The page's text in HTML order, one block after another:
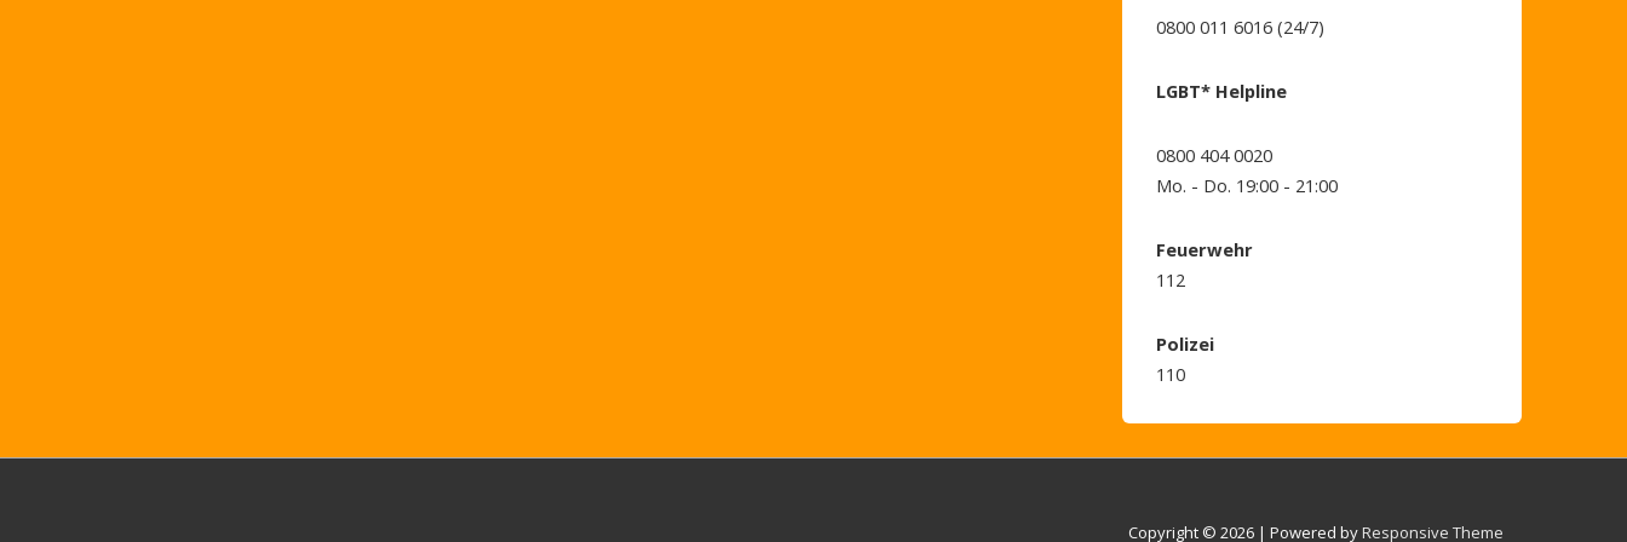
0800 011 6016 (24/7)
LGBT* Helpline
0800 404 0020
Mo. - Do. 19:00 - 21:00
Feuerwehr
112
Polizei
110
Copyright © 2026 | Powered byResponsive Theme